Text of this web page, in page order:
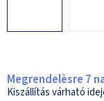
Megrendelèsre 7